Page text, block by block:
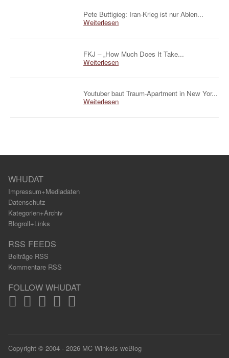
Pete Buttigieg: Iran-Krieg ist nur Ablen...
Weiterlesen
FKJ – „How Much Does It Take...
Weiterlesen
Youtuber baut Traum-Apartment in New Yor...
Weiterlesen
WHUDAT
Impressum+Mediadaten
Datenschutz
Kategorien+Archiv
Blogroll+Links
RSS FEEDS
Beiträge RSS
Kommentare RSS
FOLLOW WHUDAT
Copyright © 2004 - 2026 MC Winkels weBlog